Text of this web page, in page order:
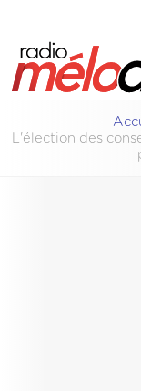
L'élection des